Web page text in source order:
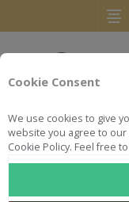
Cookie Consent
We use cookies to give
website you agree to
Cookie Policy. Feel free